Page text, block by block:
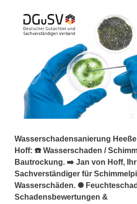
Wasserschadensanierung
Hoff: ☎️ Wasserschaden /
Bautrockung. ➡️ Jan von Hoff,
Sachverständiger für
Wasserschäden. ✺
Schadensbewertungen &